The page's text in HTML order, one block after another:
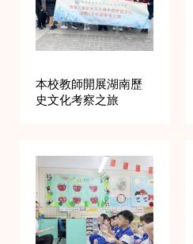
本校教師開展湖南歷
史文化考察之旅